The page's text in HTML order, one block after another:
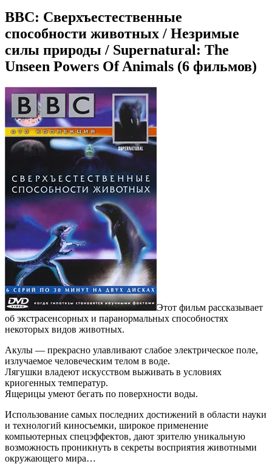
BBC: Сверхъестественные
способности животных / Незримые
силы природы / Supernatural: The
Unseen Powers Of Animals (6 фильмов)
Этот фильм рассказывает
об экстрасенсорных и паранормальных способностях
некоторых видов животных.
Акулы — прекрасно улавливают слабое электрическое поле,
излучаемое человеческим телом в воде.
Лягушки владеют искусством выживать в условиях
криогенных температур.
Ящерицы умеют бегать по поверхности воды.
Использование самых последних достижений в области науки
и технологий киносъемки, широкое применение
компьютерных спецэффектов, дают зрителю уникальную
возможность проникнуть в секреты восприятия животными
окружающего мира…